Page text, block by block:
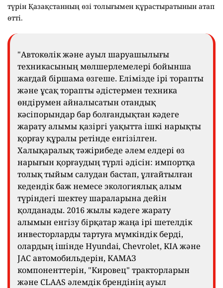
түрін Қазақстанның өзі толығымен құрастыратынын атап
өтті.
"Автокөлік және ауыл шаруашылығы
техникасының мөлшерлемелері бойынша
жағдай біршама өзгеше. Елімізде ірі торапты
және ұсақ торапты әдістермен техника
өндірумен айналысатын отандық
кәсіпорындар бар болғандықтан кәдеге
жарату алымы қазіргі уақытта ішкі нарықты
қорғау құралы ретінде енгізілген.
Халықаралық тәжірибеде әлем елдері өз
нарығын қорғаудың түрлі әдісін: импортқа
толық тыйым салудан бастап, ұлғайтылған
кедендік баж немесе экологиялық алым
түріндегі шектеу шараларына дейін
қолданады. 2016 жылы кәдеге жарату
алымын енгізу бірқатар жаңа ірі шетелдік
инвесторларды тартуға мүмкіндік берді,
олардың ішінде Hyundai, Chevrolet, KIA және
JAC автомобильдерін, КАМАЗ
компоненттерін, "Кировец" тракторларын
және CLAAS әлемдік брендінің ауыл